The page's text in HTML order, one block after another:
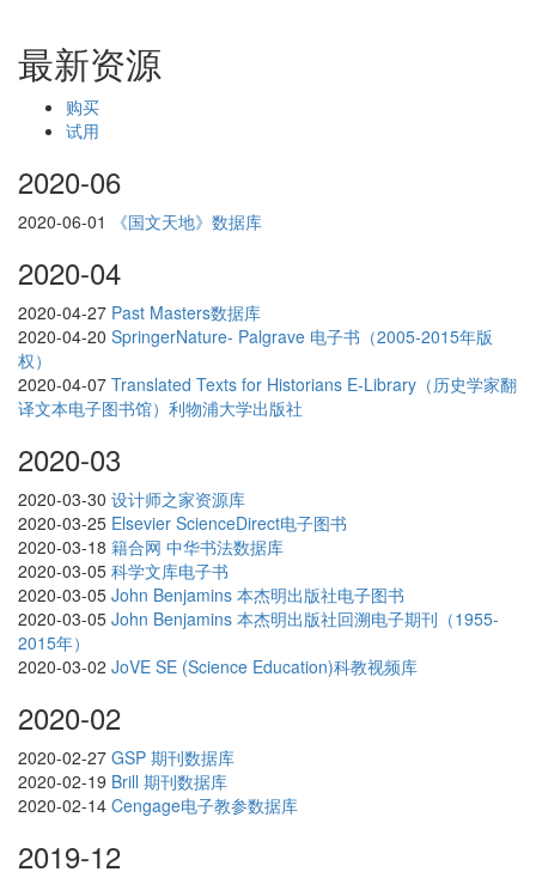
最新资源
购买
试用
2020-06
2020-06-01 《国文天地》数据库
2020-04
2020-04-27 Past Masters数据库
2020-04-20 SpringerNature- Palgrave 电子书（2005-2015年版
权）
2020-04-07 Translated Texts for Historians E-Library（历史学家翻
译文本电子图书馆）利物浦大学出版社
2020-03
2020-03-30 设计师之家资源库
2020-03-25 Elsevier ScienceDirect电子图书
2020-03-18 籍合网 中华书法数据库
2020-03-05 科学文库电子书
2020-03-05 John Benjamins 本杰明出版社电子图书
2020-03-05 John Benjamins 本杰明出版社回溯电子期刊（1955-
2015年）
2020-03-02 JoVE SE (Science Education)科教视频库
2020-02
2020-02-27 GSP 期刊数据库
2020-02-19 Brill 期刊数据库
2020-02-14 Cengage电子教参数据库
2019-12